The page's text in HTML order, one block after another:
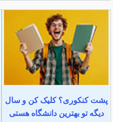
پشت کنکوری؟ کلیک کن و سال
دیگه تو بهترین دانشگاه هستی